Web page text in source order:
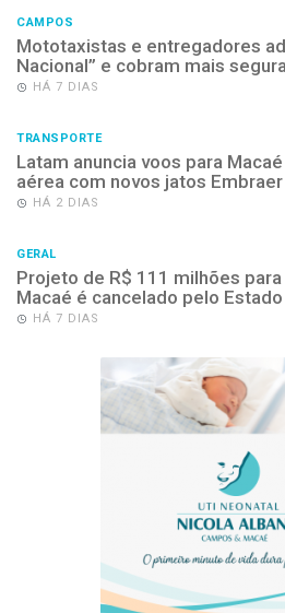
CAMPOS
Mototaxistas e entregadores
Nacional” e cobram mais
HÁ 7 DIAS
TRANSPORTE
Latam anuncia voos para
aérea com novos jatos Embraer
HÁ 2 DIAS
GERAL
Projeto de R$ 111 milhões
Macaé é cancelado pelo Estado
HÁ 7 DIAS